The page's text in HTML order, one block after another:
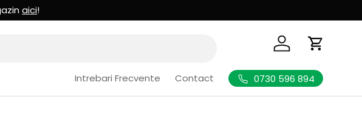
aici!
Logheaza-te
Cos de
Intrebari Frecvente Contact 0730 596 894